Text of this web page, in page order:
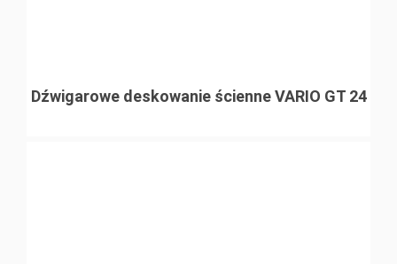
Dźwigarowe deskowanie ścienne VARIO GT 24